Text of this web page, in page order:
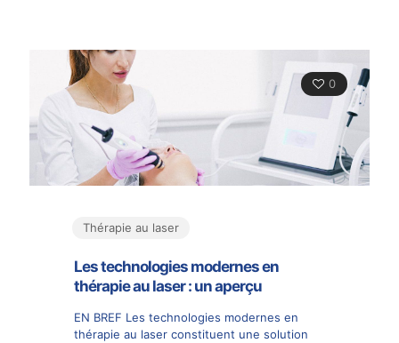
0
Thérapie au laser
Les technologies modernes en
thérapie au laser : un aperçu
EN BREF Les technologies modernes en
thérapie au laser constituent une solution